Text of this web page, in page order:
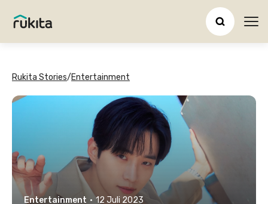
Rukita Stories/Entertainment
Entertainment · 12 Juli 2023